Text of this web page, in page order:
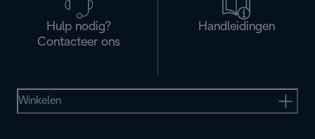
Hulp nodig?
Contacteer ons
Handleidingen
Winkelen